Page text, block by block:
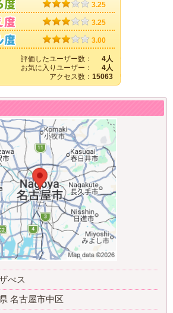
3.25
3.25
3.00
評価したユーザー数：
4人
お気に入りユーザー：
4人
アクセス数： 15063
べス
名古屋市中区